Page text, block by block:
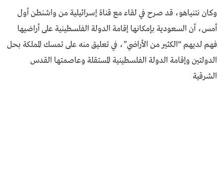
وكان نتنياهو، قد صرح في لقاء مع قناة إسرائيلية من واشنطن أول
أمس، أن السعودية بإمكانها إقامة الدولة الفلسطينية على أراضيها
فهم لديهم “الكثير من الأراضي”، في تعليق منه على تمسك المملكة بحل
الدولتين وإقامة الدولة الفلسطينية المستقلة وعاصمتها القدس
الشرقية